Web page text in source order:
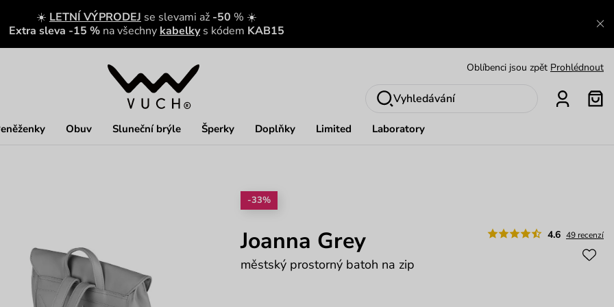
☀️ LETNÍ VÝPRODEJ se slevami až -50 % ☀️
Extra sleva -15 % na všechny kabelkys kódem KAB15
Obuv Sluneční brýle Šperky Doplňky Limited Laboratory
Nech se inspirovat Ukázat
Vyhledávání
-33%
4.6 49 recenzí
Joanna Grey
městský prostorný batoh na zip